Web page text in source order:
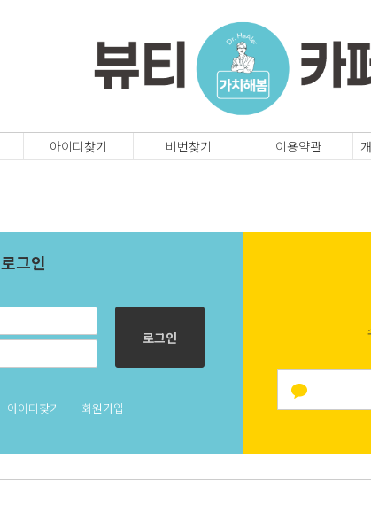
아이디찾기 비번찾기 이용약관
로그인
아이디찾기 회원가입